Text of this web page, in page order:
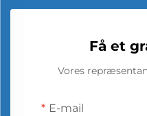
Få et
Vores
E-mail